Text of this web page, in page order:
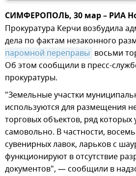
СИМФЕРОПОЛЬ, 30 мар – РИА
Прокуратура Керчи возбудила
дела по фактам незаконного
паромной переправы восьми
Об этом сообщили в пресс-
прокуратуры.
"Земельные участки
используются для размещения
торговых объектов, ряд которых
самовольно. В частности,
сувенирных лавок, ларьков с
функционируют в отсутствие
документов", — сообщили в